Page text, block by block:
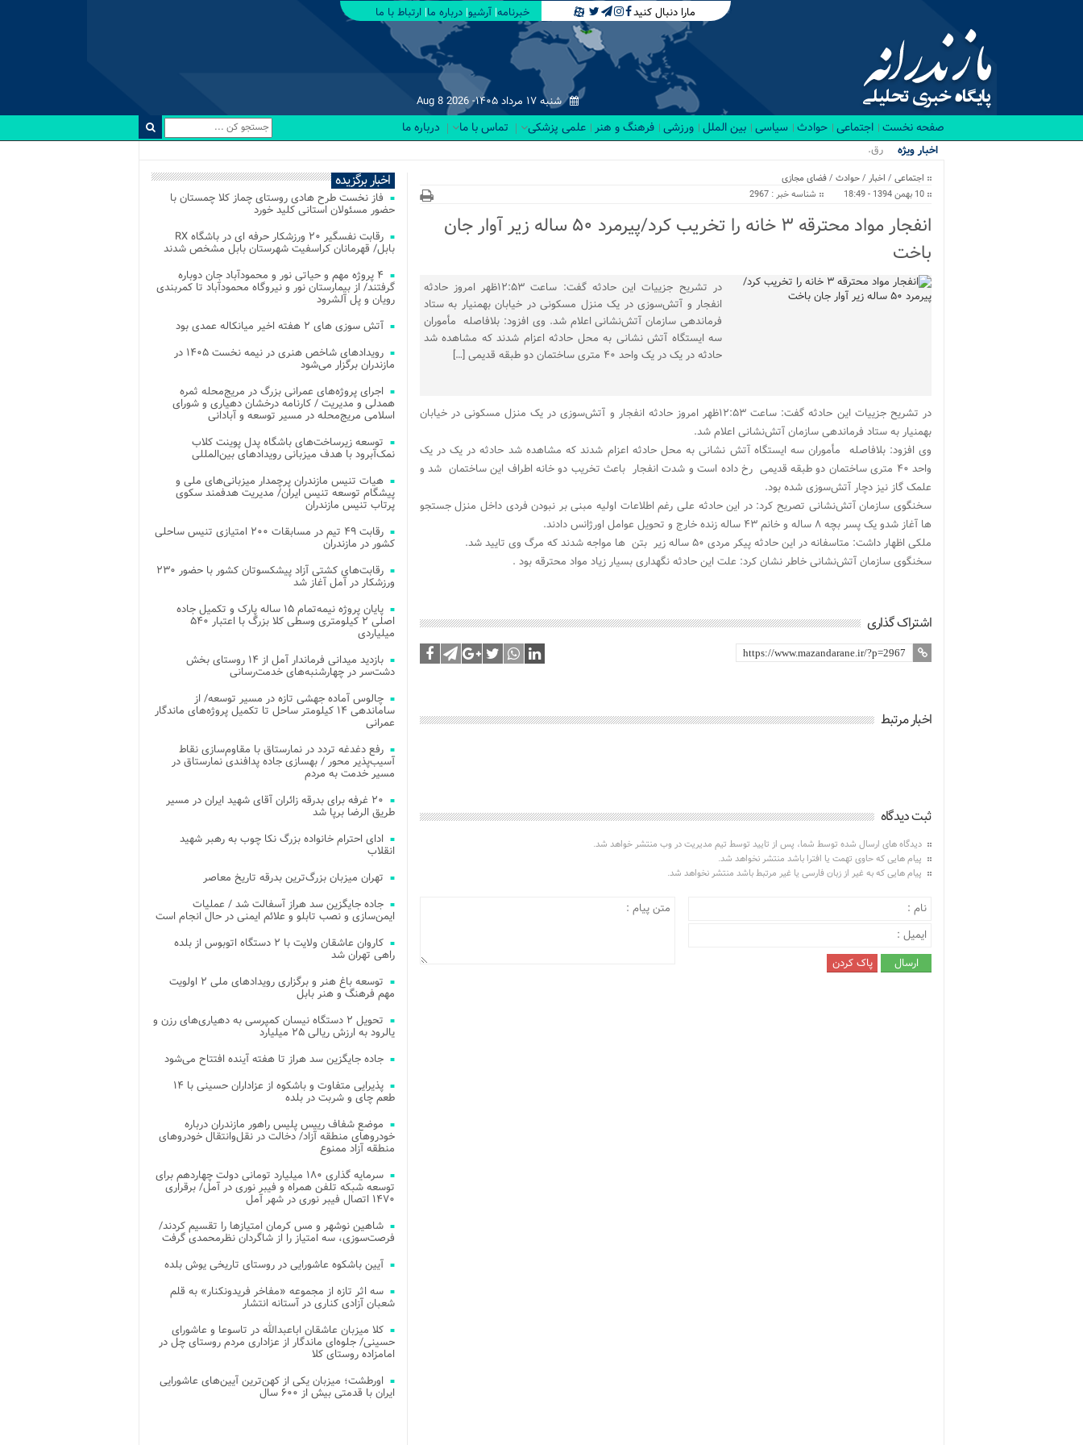
مارا دنبال کنید خبرنامه آرشیو درباره ما ارتباط با ما
شنبه ۱۷ مرداد ۱۴۰۵- Aug 8 2026
صفحه نخست اجتماعی حوادث سیاسی بین الملل ورزشی فرهنگ و هنر علمی پزشکی تماس با ما درباره ما
اخبار ویژه رقابت نفسگ.
اجتماعی / اخبار /حوادث /فضای مجازی
10 بهمن 1394 - 18:49
شناسه خبر : 2967
انفجار مواد محترقه ۳ خانه را تخریب کرد/پیرمرد ۵۰ ساله زیر آوار جان
باخت
در تشریح جزییات این حادثه گفت: ساعت ۱۲:۵۳ظهر امروز حادثه
انفجار و آتش‌سوزی در یک منزل مسکونی در خیابان بهمنیار به ستاد
فرماندهی سازمان آتش‌نشانی اعلام شد. وی افزود: بلافاصله مأموران
سه ایستگاه آتش نشانی به محل حادثه اعزام شدند که مشاهده شد
حادثه در یک در یک واحد ۴۰ متری ساختمان دو طبقه قدیمی […]
در تشریح جزییات این حادثه گفت: ساعت ۱۲:۵۳ظهر امروز حادثه انفجار و آتش‌سوزی در یک منزل مسکونی در خیابان
بهمنیار به ستاد فرماندهی سازمان آتش‌نشانی اعلام شد.
وی افزود: بلافاصله مأموران سه ایستگاه آتش نشانی به محل حادثه اعزام شدند که مشاهده شد حادثه در یک در یک
واحد ۴۰ متری ساختمان دو طبقه قدیمی رخ داده است و شدت انفجار باعث تخریب دو خانه اطراف این ساختمان شد و
علمک گاز نیز دچار آتش‌سوزی شده بود.
سخنگوی سازمان آتش‌نشانی تصریح کرد: در این حادثه علی رغم اطلاعات اولیه مبنی بر نبودن فردی داخل منزل جستجو
ها آغاز شدو یک پسر بچه ۸ ساله و خانم ۴۳ ساله زنده خارج و تحویل عوامل اورژانس دادند.
ملکی اظهار داشت: متاسفانه در این حادثه پیکر مردی ۵۰ ساله زیر بتن ها مواجه شدند که مرگ وی تایید شد.
سخنگوی سازمان آتش‌نشانی خاطر نشان کرد: علت این حادثه نگهداری بسیار زیاد مواد محترقه بود .
اشتراک گذاری
اخبار مرتبط
ثبت دیدگاه
دیدگاه های ارسال شده توسط شما، پس از تایید توسط تیم مدیریت در وب منتشر خواهد شد.
پیام هایی که حاوی تهمت یا افترا باشد منتشر نخواهد شد.
پیام هایی که به غیر از زبان فارسی یا غیر مرتبط باشد منتشر نخواهد شد.
اخبار برگزیده
فاز نخست طرح هادی روستای چماز کلا چمستان با
حضور مسئولان استانی کلید خورد
رقابت نفسگیر ۲۰ ورزشکار حرفه ای در باشگاه RX
بابل/ قهرمانان کراسفیت شهرستان بابل مشخص شدند
۴ پروژه مهم و حیاتی نور و محمودآباد جان دوباره
گرفتند/ از بیمارستان نور و نیروگاه محمودآباد تا کمربندی
رویان و پل آلشرود
آتش‌ سوزی‌ های ۲ هفته اخیر میانکاله عمدی بود
رویدادهای شاخص هنری در نیمه نخست ۱۴۰۵ در
مازندران برگزار می‌شود
اجرای پروژه‌های عمرانی بزرگ در مریج‌محله ثمره
همدلی و مدیریت / کارنامه درخشان دهیاری و شورای
اسلامی مریج‌محله در مسیر توسعه و آبادانی
توسعه زیرساخت‌های باشگاه پدل پوینت کلاب
نمک‌آبرود با هدف میزبانی رویدادهای بین‌المللی
هیات تنیس مازندران پرچمدار میزبانی‌های ملی و
پیشگام توسعه تنیس ایران/ مدیریت هدفمند سکوی
پرتاب تنیس مازندران
رقابت ۴۹ تیم در مسابقات ۲۰۰ امتیازی تنیس ساحلی
کشور در مازندران
رقابت‌های کشتی آزاد پیشکسوتان کشور با حضور ۲۳۰
ورزشکار در آمل آغاز شد
پایان پروژه نیمه‌تمام ۱۵ ساله پارک و تکمیل جاده
اصلی ۲ کیلومتری وسطی کلا بزرگ با اعتبار ۵۴۰
میلیاردی
بازدید میدانی فرماندار آمل از ۱۴ روستای بخش
دشت‌سر در چهارشنبه‌های خدمت‌رسانی
چالوس آماده جهشی تازه در مسیر توسعه/ از
ساماندهی ۱۴ کیلومتر ساحل تا تکمیل پروژه‌های ماندگار
عمرانی
رفع دغدغه تردد در نمارستاق با مقاوم‌سازی نقاط
آسیب‌پذیر محور / بهسازی جاده پدافندی نمارستاق در
مسیر خدمت به مردم
۲۰ غرفه برای بدرقه زائران آقای شهید ایران در مسیر
طریق الرضا برپا شد
ادای احترام خانواده بزرگ نکا چوب به رهبر شهید
انقلاب
تهران میزبان بزرگ‌ترین بدرقه تاریخ معاصر
جاده جایگزین سد هراز آسفالت شد / عملیات
ایمن‌سازی و نصب تابلو و علائم ایمنی در حال انجام است
کاروان عاشقان ولایت با ۲ دستگاه اتوبوس از بلده
راهی تهران شد
توسعه باغ هنر و برگزاری رویدادهای ملی ۲ اولویت
مهم فرهنگ و هنر بابل
تحویل ۲ دستگاه نیسان کمپرسی به دهیاری‌های رزن و
یالرود به ارزش ریالی ۲۵ میلیارد
جاده جایگزین سد هراز تا هفته آینده افتتاح می‌شود
پذیرایی متفاوت و باشکوه از عزاداران حسینی با ۱۴
طعم چای و شربت در بلده
موضع شفاف رییس پلیس راهور مازندران درباره
خودروهای منطقه آزاد/ دخالت در نقل‌وانتقال خودروهای
منطقه آزاد ممنوع
سرمایه گذاری ۱۸۰ میلیارد تومانی دولت چهاردهم برای
توسعه شبکه تلفن همراه و فیبر نوری در آمل/ برقراری
۱۴۷۰ اتصال فیبر نوری در شهر آمل
شاهین نوشهر و مس کرمان امتیازها را تقسیم کردند/
فرصت‌سوزی، سه امتیاز را از شاگردان نظرمحمدی گرفت
آیین باشکوه عاشورایی در روستای تاریخی یوش بلده
سه اثر تازه از مجموعه «مفاخر فریدونکنار» به قلم
شعبان آزادی کناری در آستانه انتشار
کلا میزبان عاشقان اباعبدالله در تاسوعا و عاشورای
حسینی/ جلوه‌ای ماندگار از عزاداری مردم روستای چل در
امامزاده روستای کلا
اورطشت؛ میزبان یکی از کهن‌ترین آیین‌های عاشورایی
ایران با قدمتی بیش از ۶۰۰ سال